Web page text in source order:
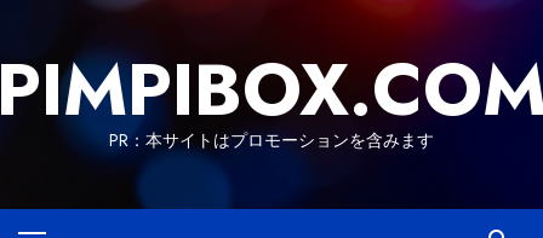
content
PR：本サイトはプロモーションを含みます